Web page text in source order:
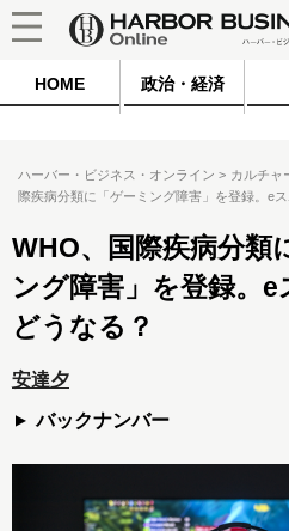
HOME 政治・経済
ハーバー・ビジネス・オンライン カルチャ
際疾病分類に「ゲーミング障害」を登録。e
WHO、国際疾病分類
ング障害」を登録。e
どうなる？
安達夕
バックナンバー